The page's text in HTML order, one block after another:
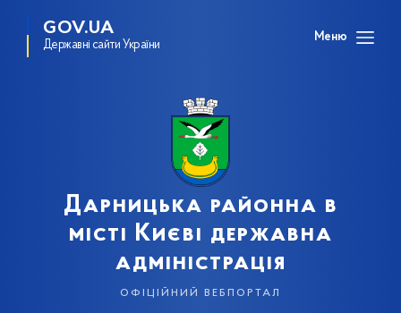
GOV.UA
Державні сайти України
Меню
Дарницька районна в
місті Києві державна
адміністрація
офіційний вебпортал